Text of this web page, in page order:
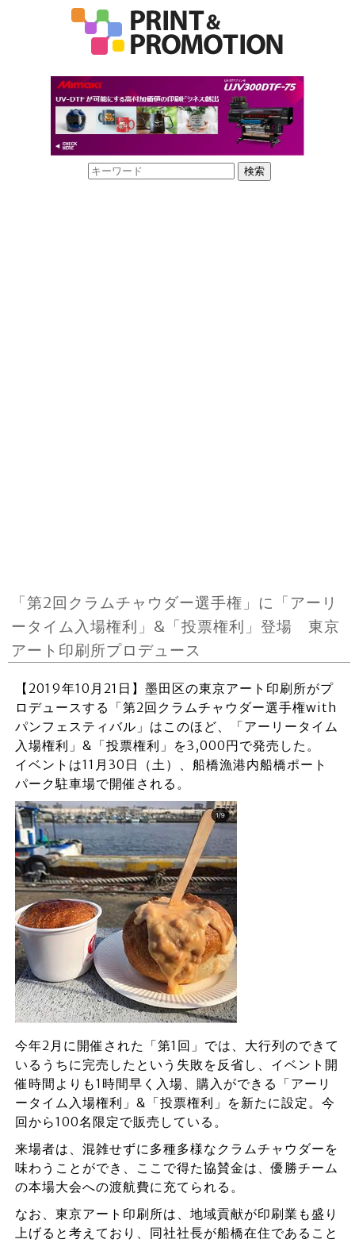
「第2回クラムチャウダー選手権」に「アーリ
ータイム入場権利」&「投票権利」登場 東京
アート印刷所プロデュース
【2019年10月21日】墨田区の東京アート印刷所がプ
ロデュースする「第2回クラムチャウダー選手権with
パンフェスティバル」はこのほど、「アーリータイム
入場権利」&「投票権利」を3,000円で発売した。
イベントは11月30日（土）、船橋漁港内船橋ポート
パーク駐車場で開催される。
今年2月に開催された「第1回」では、大行列のできて
いるうちに完売したという失敗を反省し、イベント開
催時間よりも1時間早く入場、購入ができる「アーリ
ータイム入場権利」&「投票権利」を新たに設定。今
回から100名限定で販売している。
来場者は、混雑せずに多種多様なクラムチャウダーを
味わうことができ、ここで得た協賛金は、優勝チーム
の本場大会への渡航費に充てられる。
なお、東京アート印刷所は、地域貢献が印刷業も盛り
上げると考えており、同社社長が船橋在住であること